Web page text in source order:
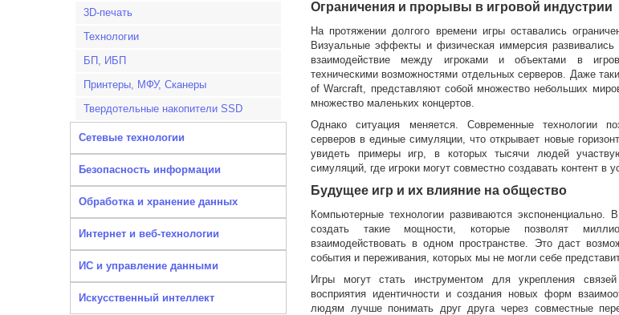
3D-печать
Технологии
БП, ИБП
Принтеры, МФУ, Сканеры
Твердотельные накопители SSD
Сетевые технологии
Безопасность информации
Обработка и хранение данных
Интернет и веб-технологии
ИС и управление данными
Искусственный интеллект
Ограничения и прорывы в игровой индустрии
На протяжении долгого времени игры оставались
Визуальные эффекты и физическая иммерсия
взаимодействие между игроками и объектами в
техническими возможностями отдельных серверов. Даже
of Warcraft, представляют собой множество небольших
множество маленьких концертов.
Однако ситуация меняется. Современные технологии
серверов в единые симуляции, что открывает новые
увидеть примеры игр, в которых тысячи людей
симуляций, где игроки могут совместно создавать контент в
Будущее игр и их влияние на общество
Компьютерные технологии развиваются
создать такие мощности, которые позволят
взаимодействовать в одном пространстве. Это даст
события и переживания, которых мы не могли себе
Игры могут стать инструментом для укрепления
восприятия идентичности и создания новых форм
людям лучше понимать друг друга через совместные